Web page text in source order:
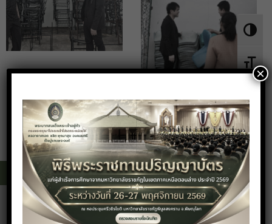
Toggle
ศูนย์เฝ้าระวังคุณภาพอากาศ
Air Quality Information Center, AQIC
×